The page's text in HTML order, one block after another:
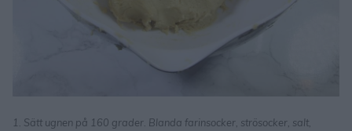
1. Sätt ugnen på 160 grader. Blanda farinsocker, strösocker, salt,